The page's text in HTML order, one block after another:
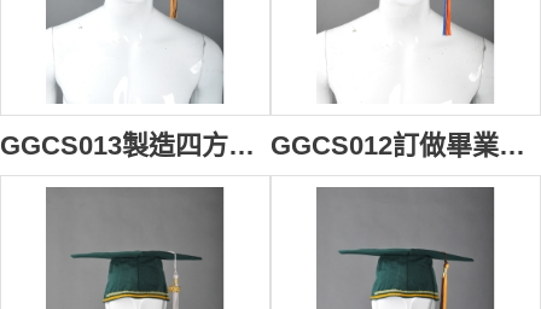
GGCS013製造四方帽流蘇 訂製團體畢業帽流蘇 設計畢業帽專用流蘇 畢業帽流蘇中心 GGCS012訂做畢業帽專用垂繩 設計學士帽帽穗 訂做四方帽流蘇 畢業帽流蘇專門店